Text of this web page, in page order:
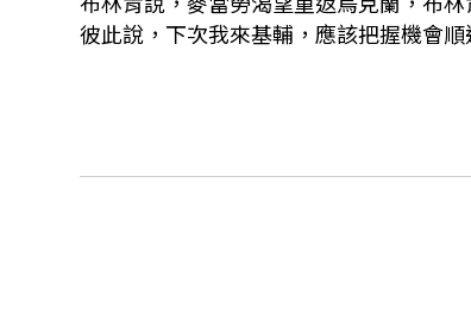
彼此說，下次我來基輔，應該把握機會順